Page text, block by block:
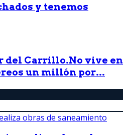
y tenemos
del Carrillo.No vive en
un millón por...